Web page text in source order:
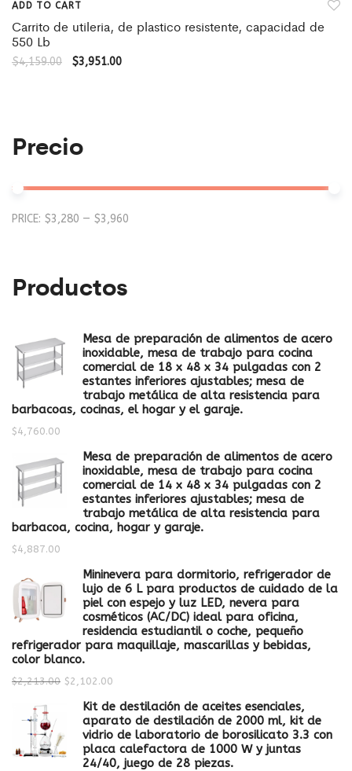
ADD TO CART
Carrito de utileria, de plastico resistente, capacidad de
550 Lb
$4,159.00 $3,951.00
Precio
PRICE: $3,280 — $3,960
Productos
Mesa de preparación de alimentos de acero
inoxidable, mesa de trabajo para cocina
comercial de 18 x 48 x 34 pulgadas con 2
estantes inferiores ajustables; mesa de
trabajo metálica de alta resistencia para
barbacoas, cocinas, el hogar y el garaje.
$4,760.00
Mesa de preparación de alimentos de acero
inoxidable, mesa de trabajo para cocina
comercial de 14 x 48 x 34 pulgadas con 2
estantes inferiores ajustables; mesa de
trabajo metálica de alta resistencia para
barbacoa, cocina, hogar y garaje.
$4,887.00
Mininevera para dormitorio, refrigerador de
lujo de 6 L para productos de cuidado de la
piel con espejo y luz LED, nevera para
cosméticos (AC/DC) ideal para oficina,
residencia estudiantil o coche, pequeño
refrigerador para maquillaje, mascarillas y bebidas,
color blanco.
$2,213.00 $2,102.00
Kit de destilación de aceites esenciales,
aparato de destilación de 2000 ml, kit de
vidrio de laboratorio de borosilicato 3.3 con
placa calefactora de 1000 W y juntas
24/40, juego de 28 piezas.